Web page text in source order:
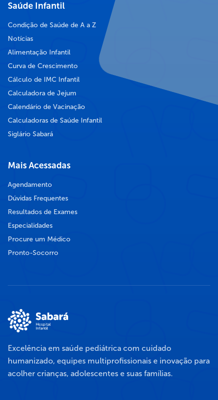
Saúde Infantil
Condição de Saúde de A a Z
Notícias
Alimentação Infantil
Curva de Crescimento
Cálculo de IMC Infantil
Calculadora de Jejum
Calendário de Vacinação
Calculadoras de Saúde Infantil
Siglário Sabará
Mais Acessadas
Agendamento
Dúvidas Frequentes
Resultados de Exames
Especialidades
Procure um Médico
Pronto-Socorro
Excelência em saúde pediátrica com cuidado
humanizado, equipes multiprofissionais e inovação para
acolher crianças, adolescentes e suas famílias.